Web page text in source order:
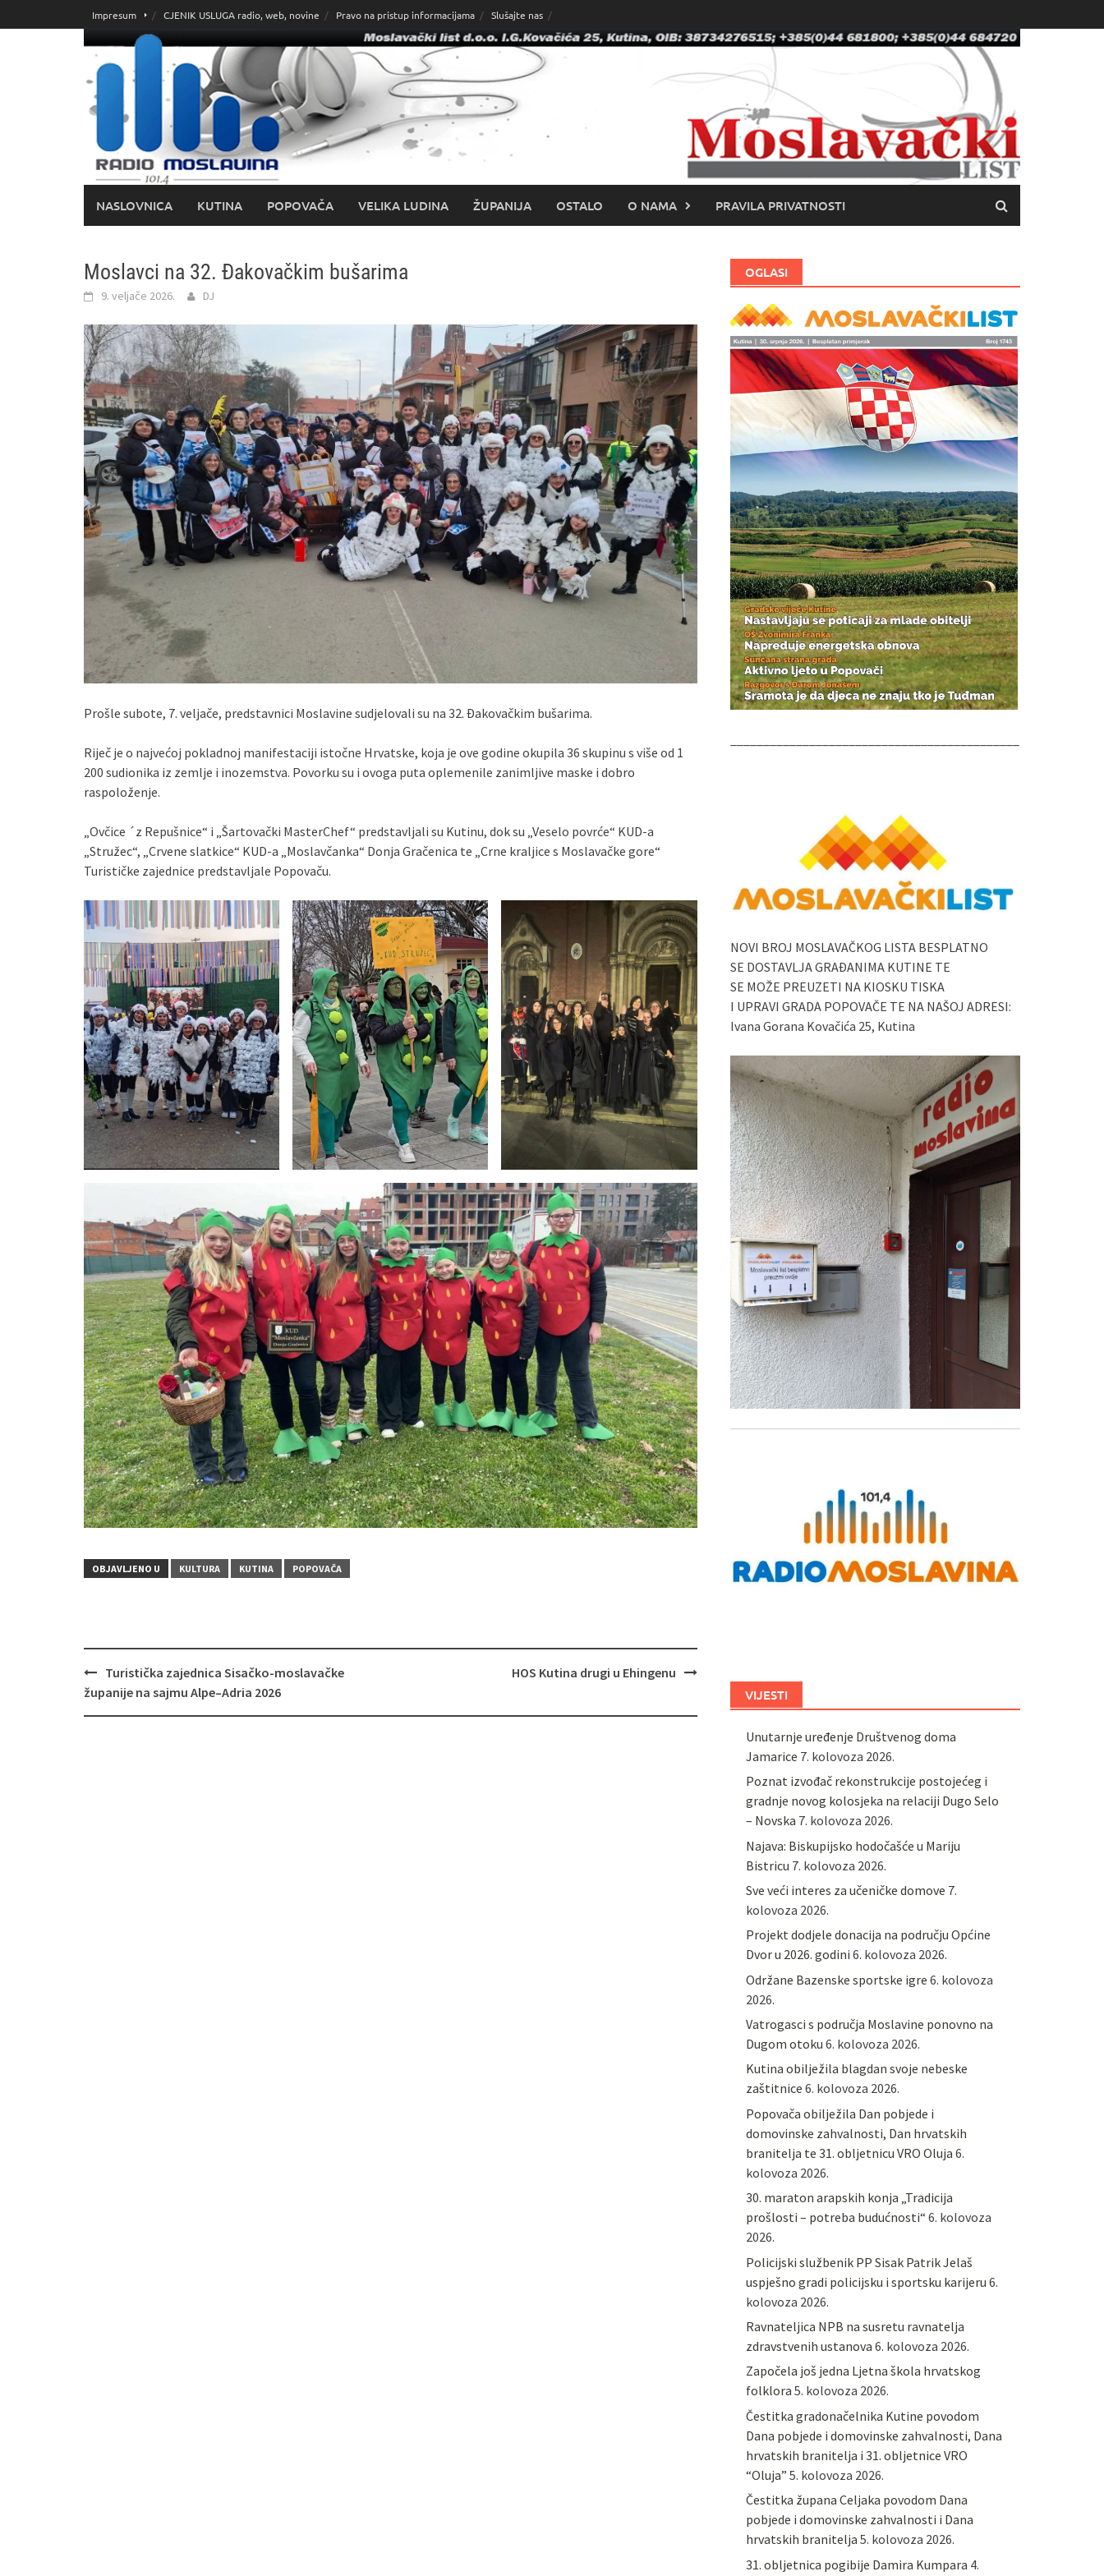
do
Impresum CJENIK USLUGA radio, web, novine Pravo na pristup informacijama Slušajte nas
NASLOVNICA KUTINA POPOVAČA VELIKA LUDINA ŽUPANIJA OSTALO O NAMA PRAVILA PRIVATNOSTI
Moslavci na 32. Đakovačkim bušarima
9. veljače 2026. DJ
Prošle subote, 7. veljače, predstavnici Moslavine sudjelovali su na 32. Đakovačkim bušarima.
Riječ je o najvećoj pokladnoj manifestaciji istočne Hrvatske, koja je ove godine okupila 36 skupinu s više od 1
200 sudionika iz zemlje i inozemstva. Povorku su i ovoga puta oplemenile zanimljive maske i dobro
raspoloženje.
„Ovčice ´z Repušnice“ i „Šartovački MasterChef“ predstavljali su Kutinu, dok su „Veselo povrće“ KUD-a
„Stružec“, „Crvene slatkice“ KUD-a „Moslavčanka“ Donja Gračenica te „Crne kraljice s Moslavačke gore“
Turističke zajednice predstavljale Popovaču.
OBJAVLJENO U KULTURA KUTINA POPOVAČA
Navigacija
objava
Turistička zajednica Sisačko-moslavačke
županije na sajmu Alpe–Adria 2026
HOS Kutina drugi u Ehingenu
OGLASI
NOVI BROJ MOSLAVAČKOG LISTA BESPLATNO
SE DOSTAVLJA GRAĐANIMA KUTINE TE
SE MOŽE PREUZETI NA KIOSKU TISKA
I UPRAVI GRADA POPOVAČE TE NA NAŠOJ ADRESI:
Ivana Gorana Kovačića 25, Kutina
VIJESTI
Unutarnje uređenje Društvenog doma
Jamarice 7. kolovoza 2026.
Poznat izvođač rekonstrukcije postojećeg i
gradnje novog kolosjeka na relaciji Dugo Selo
– Novska 7. kolovoza 2026.
Najava: Biskupijsko hodočašće u Mariju
Bistricu 7. kolovoza 2026.
Sve veći interes za učeničke domove 7.
kolovoza 2026.
Projekt dodjele donacija na području Općine
Dvor u 2026. godini 6. kolovoza 2026.
Održane Bazenske sportske igre 6. kolovoza
2026.
Vatrogasci s područja Moslavine ponovno na
Dugom otoku 6. kolovoza 2026.
Kutina obilježila blagdan svoje nebeske
zaštitnice 6. kolovoza 2026.
Popovača obilježila Dan pobjede i
domovinske zahvalnosti, Dan hrvatskih
branitelja te 31. obljetnicu VRO Oluja 6.
kolovoza 2026.
30. maraton arapskih konja „Tradicija
prošlosti – potreba budućnosti“ 6. kolovoza
2026.
Policijski službenik PP Sisak Patrik Jelaš
uspješno gradi policijsku i sportsku karijeru 6.
kolovoza 2026.
Ravnateljica NPB na susretu ravnatelja
zdravstvenih ustanova 6. kolovoza 2026.
Započela još jedna Ljetna škola hrvatskog
folklora 5. kolovoza 2026.
Čestitka gradonačelnika Kutine povodom
Dana pobjede i domovinske zahvalnosti, Dana
hrvatskih branitelja i 31. obljetnice VRO
“Oluja” 5. kolovoza 2026.
Čestitka župana Celjaka povodom Dana
pobjede i domovinske zahvalnosti i Dana
hrvatskih branitelja 5. kolovoza 2026.
31. obljetnica pogibije Damira Kumpara 4.